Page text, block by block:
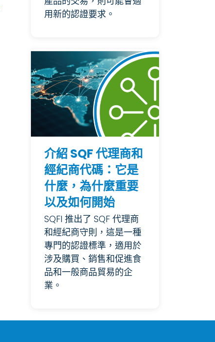
用新的認證要求。
介紹 SQF 代理商和
經紀商代碼：它是
什麼，為什麼重要
以及如何開始
SQFI 推出了 SQF 代理商
和經紀商守則，這是一種
專門的認證標準，適用於
涉及購買、銷售和促進食
品和一般商品貿易的企
業。